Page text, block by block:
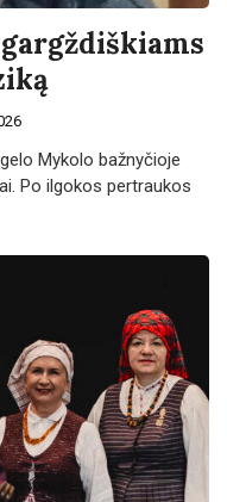
Mykolo bažnyčioje
Po ilgokos pertraukos